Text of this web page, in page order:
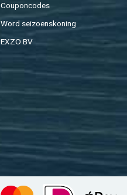
Cou­pon­co­des
Word sei­zoens­ko­ning
EXZO BV